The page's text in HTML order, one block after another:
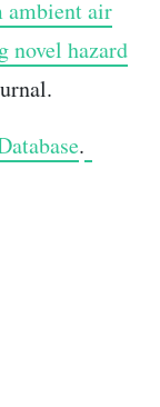
ambient air
novel hazard
.